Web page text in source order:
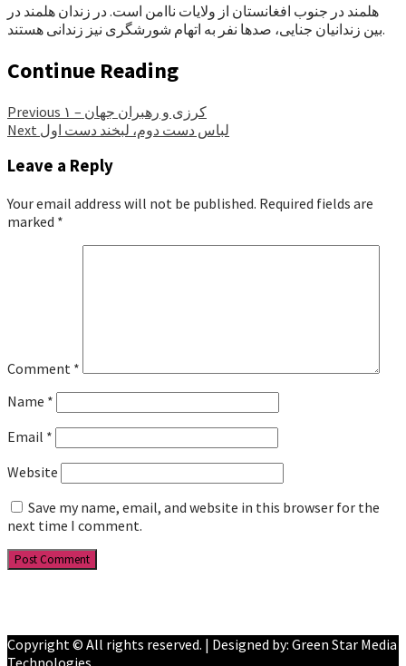
هلمند در جنوب افغانستان از ولایات ناامن است. در زندان هلمند در
بین زندانیان جنایی، صدها نفر به اتهام شورشگری نیز زندانی هستند.
Continue Reading
Previous
کرزی و رهبران جهان – ۱
Next لباس دست دوم، لبخند دست اول
Leave a Reply
Your email address will not be published. Required fields are
marked *
Comment *
Name *
Email *
Website
Save my name, email, and website in this browser for the
next time I comment.
Copyright © All rights reserved. | Designed by: Green Star Media